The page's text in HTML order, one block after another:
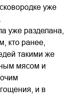
уже
уже разделана,
кто ранее,
такими же
мясом и
и в